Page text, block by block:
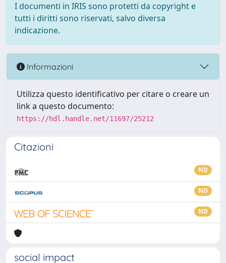
I documenti in IRIS sono protetti da copyright e
tutti i diritti sono riservati, salvo diversa
indicazione.
Informazioni
Utilizza questo identificativo per citare o creare un
link a questo documento:
https://hdl.handle.net/11697/25212
Citazioni
ND
ND
ND
social impact